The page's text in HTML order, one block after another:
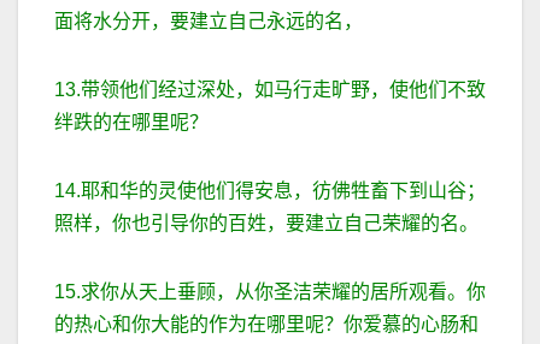
面将水分开，要建立自己永远的名，
13.带领他们经过深处，如马行走旷野，使他们不致
绊跌的在哪里呢？
14.耶和华的灵使他们得安息，彷佛牲畜下到山谷；
照样，你也引导你的百姓，要建立自己荣耀的名。
15.求你从天上垂顾，从你圣洁荣耀的居所观看。你
的热心和你大能的作为在哪里呢？你爱慕的心肠和